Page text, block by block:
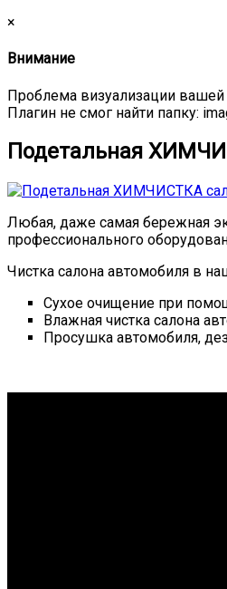
×
Внимание
Проблема визуализации вашей
Плагин не смог найти папку:
Подетальная
Любая, даже самая бережная
профессионального
Чистка салона автомобиля в
Сухое очищение при
Влажная чистка салона
Просушка автомобиля,